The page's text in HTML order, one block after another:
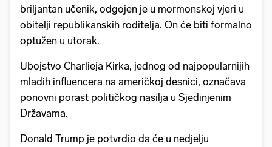
briljantan učenik, odgojen je u mormonskoj vjeri u
obitelji republikanskih roditelja. On će biti formalno
optužen u utorak.
Ubojstvo Charlieja Kirka, jednog od najpopularnijih
mladih influencera na američkoj desnici, označava
ponovni porast političkog nasilja u Sjedinjenim
Državama.
Donald Trump je potvrdio da će u nedjelju